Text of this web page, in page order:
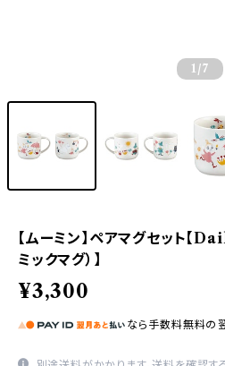
1 /7
【ムーミン】ペアマグセット【
ミックマグ）】
¥3,300
なら 手数料無料の